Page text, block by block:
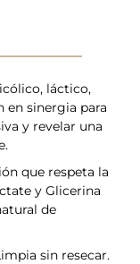
láctico,
sinergia para
y revelar una
que respeta la
y Glicerina
de
sin resecar.